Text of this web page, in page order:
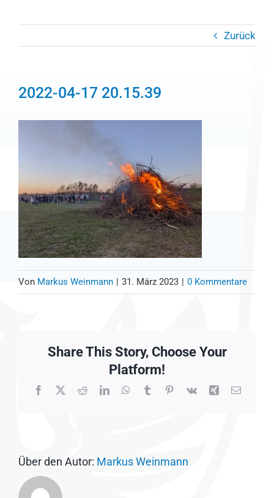
Zurück
2022-04-17 20.15.39
Von Markus Weinmann | 31. März 2023 | 0 Kommentare
Share This Story, Choose Your
Platform!
Facebook
X RedditLinkedInWhatsApp
TumblrPinterest
Vk Xing E-
Über den Autor: Markus Weinmann